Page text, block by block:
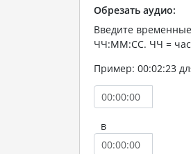
Обрезать аудио:
Введите
ЧЧ:ММ:СС. ЧЧ =
Пример: 00:02:23
в